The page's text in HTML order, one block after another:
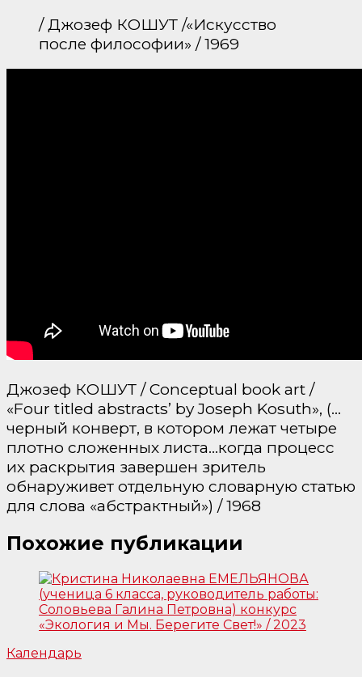
/ Джозеф КОШУТ /«Искусство
после философии» / 1969
Джозеф КОШУТ / Conceptual book art /
«Four titled abstracts’ by Joseph Kosuth», (…
черный конверт, в котором лежат четыре
плотно сложенных листа…когда процесс
их раскрытия завершен зритель
обнаруживет отдельную словарную статью
для слова «абстрактный») / 1968
Похожие публикации
Календарь